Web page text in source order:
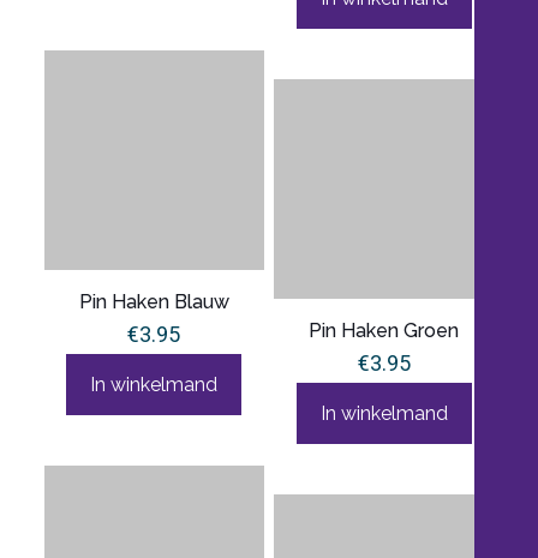
Pin Haken Blauw
€3.95
In winkelmand
Pin Haken Groen
€3.95
In winkelmand